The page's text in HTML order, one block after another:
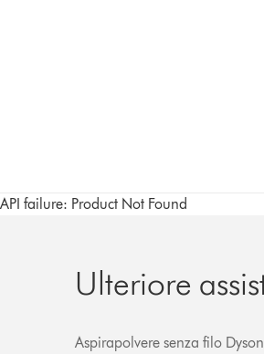
API failure: Product Not Found
Ulteriore
Aspirapolvere senza filo